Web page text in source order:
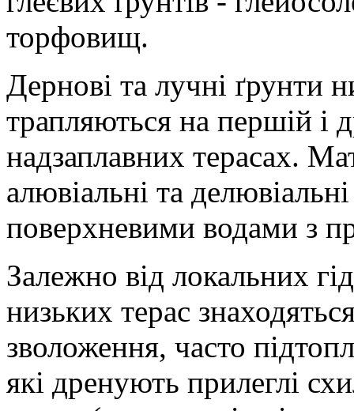
торфовищ.
Дернові та лучні ґрунти
трапляються на першій і
надзаплавних терасах.
алювіальні та
поверхневими водами з
Залежно від локальних
низьких терас
зволоження, часто
які дренують прилеглі